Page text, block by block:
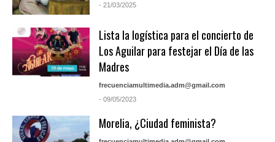
- 21/03/2025
Lista la logística para el concierto de
Los Aguilar para festejar el Día de las
Madres
frecuenciamultimedia.adm@gmail.com
- 09/05/2023
Morelia, ¿Ciudad feminista?